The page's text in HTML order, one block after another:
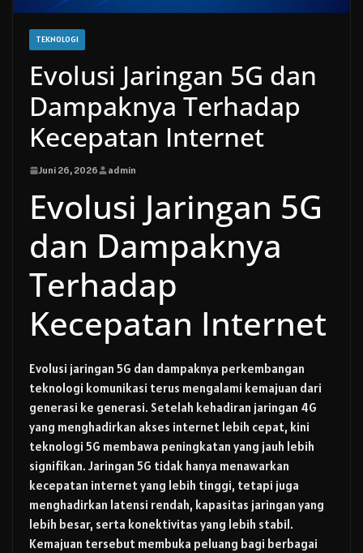
TEKNOLOGI
Evolusi Jaringan 5G dan
Dampaknya Terhadap
Kecepatan Internet
Juni 26, 2026 admin
Evolusi Jaringan 5G
dan Dampaknya
Terhadap
Kecepatan Internet
Evolusi jaringan 5G dan dampaknya perkembangan
teknologi komunikasi terus mengalami kemajuan dari
generasi ke generasi. Setelah kehadiran jaringan 4G
yang menghadirkan akses internet lebih cepat, kini
teknologi 5G membawa peningkatan yang jauh lebih
signifikan. Jaringan 5G tidak hanya menawarkan
kecepatan internet yang lebih tinggi, tetapi juga
menghadirkan latensi rendah, kapasitas jaringan yang
lebih besar, serta konektivitas yang lebih stabil.
Kemajuan tersebut membuka peluang bagi berbagai